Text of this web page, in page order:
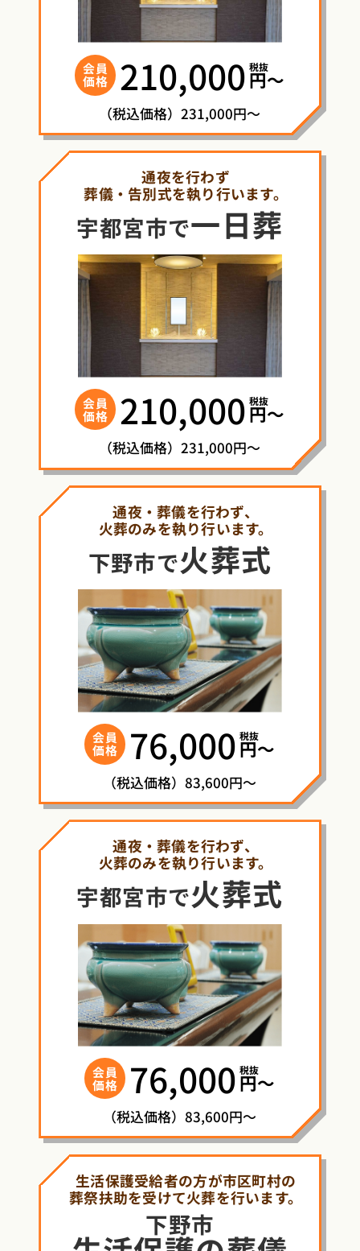
会員
価格 210,000 税抜
円〜
（税込価格）231,000円～
通夜を行わず
葬儀・告別式を執り行います。
宇都宮市で一日葬
会員
価格 210,000 税抜
円〜
（税込価格）231,000円～
通夜・葬儀を行わず、
火葬のみを執り行います。
下野市で火葬式
会員
価格 76,000 税抜
円〜
（税込価格）83,600円～
通夜・葬儀を行わず、
火葬のみを執り行います。
宇都宮市で火葬式
会員
価格 76,000 税抜
円〜
（税込価格）83,600円～
生活保護受給者の方が市区町村の
葬祭扶助を受けて火葬を行います。
下野市